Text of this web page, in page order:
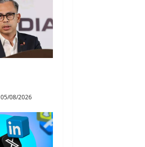
05/08/2026